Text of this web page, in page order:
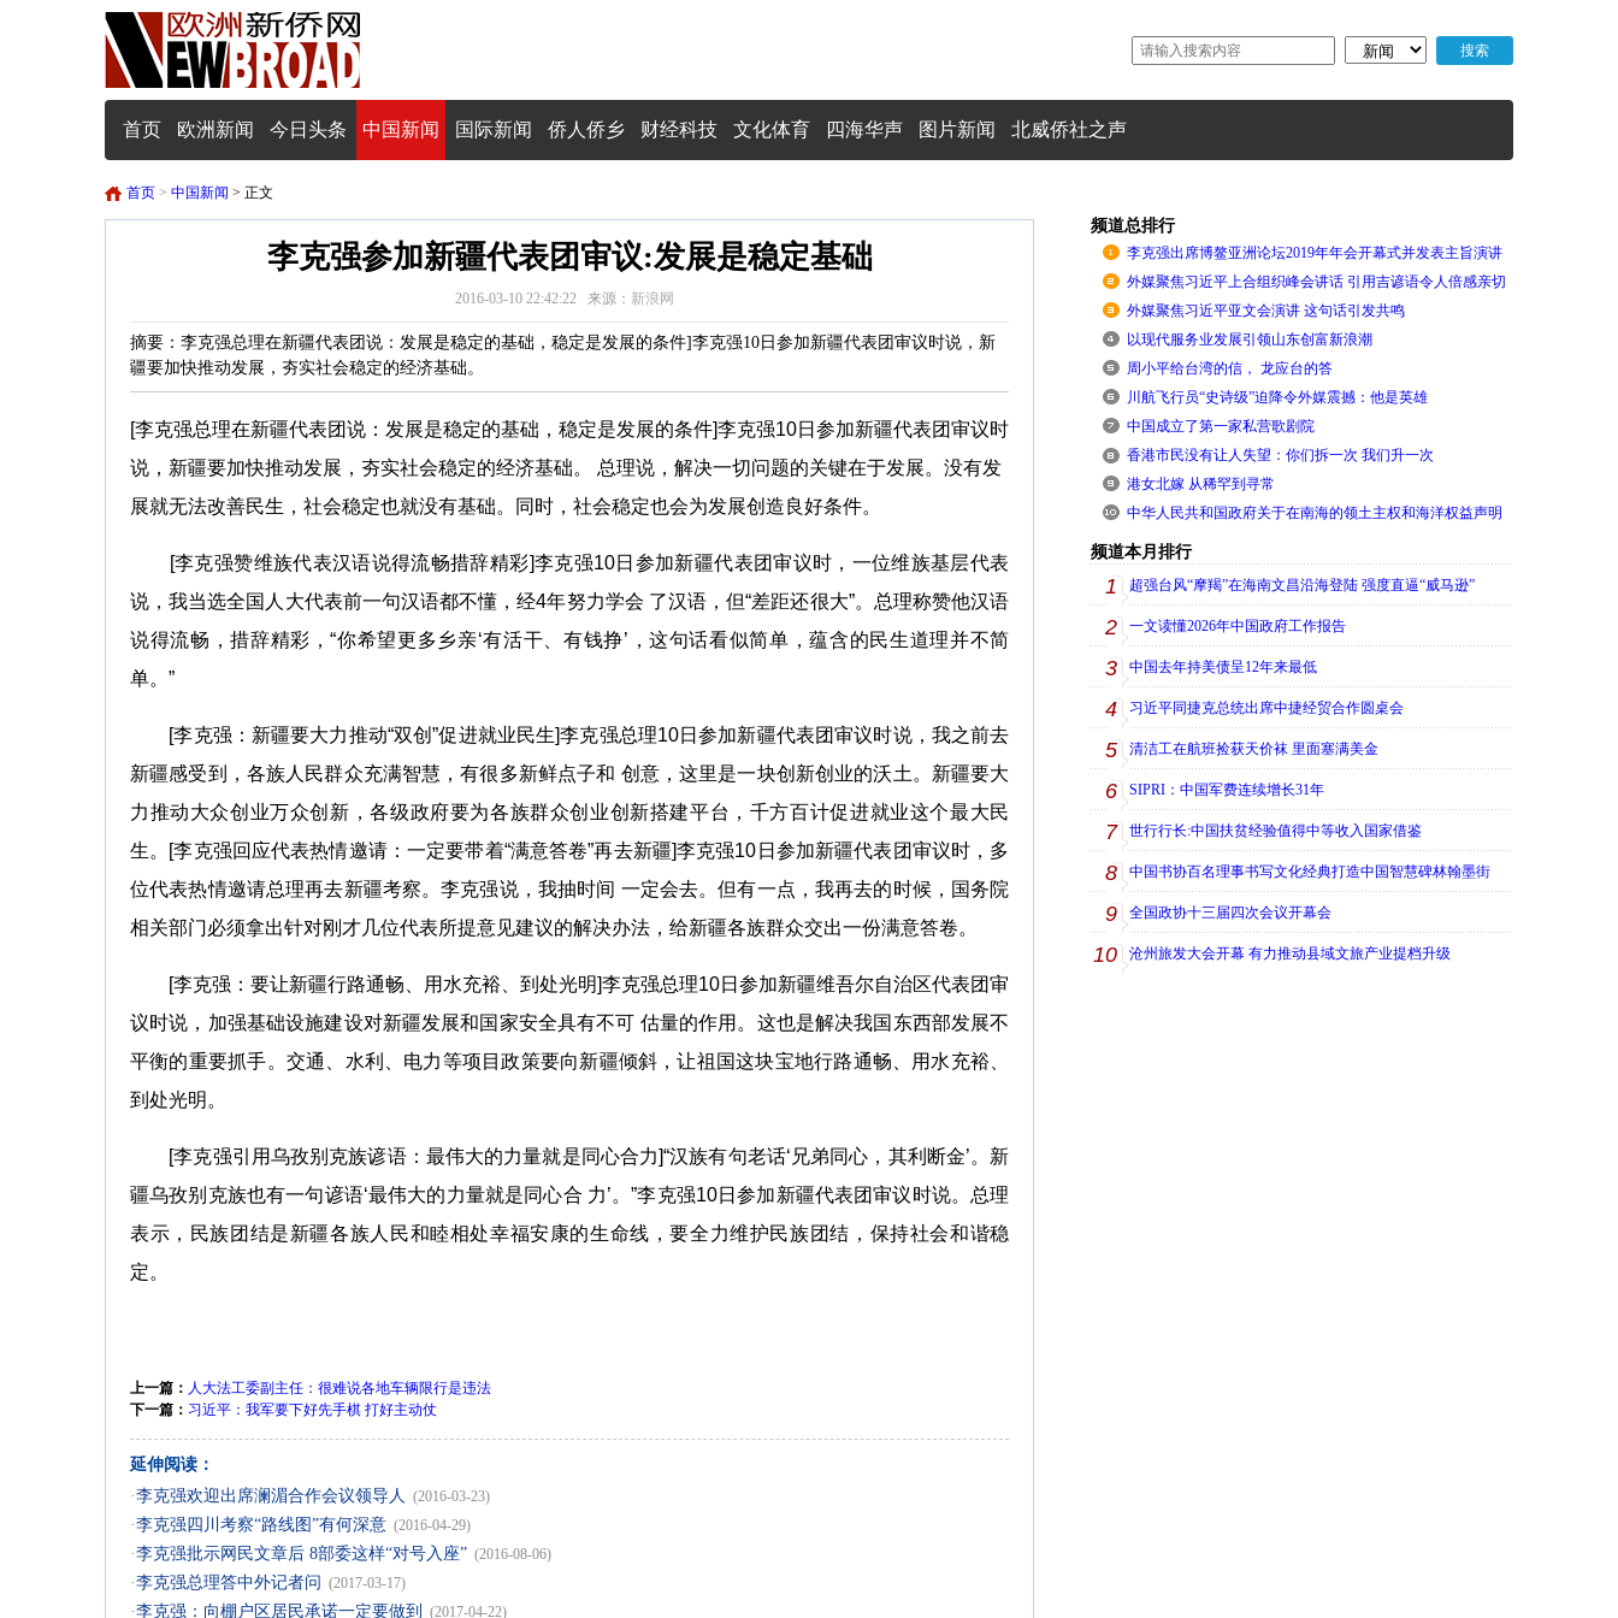
首页 欧洲新闻 今日头条 中国新闻 国际新闻 侨人侨乡 财经科技 文化体育 四海华声 图片新闻 北威侨社之声
首页 > 中国新闻 > 正文
李克强参加新疆代表团审议:发展是稳定基础
2016-03-10 22:42:22 来源： 新浪网
摘要：李克强总理在新疆代表团说：发展是稳定的基础，稳定是发展的条件]李克强10日参加新疆代表团审议时说，新
疆要加快推动发展，夯实社会稳定的经济基础。
[李克强总理在新疆代表团说：发展是稳定的基础，稳定是发展的条件]李克强10日参加新疆代表团审议时
说，新疆要加快推动发展，夯实社会稳定的经济基础。 总理说，解决一切问题的关键在于发展。没有发
展就无法改善民生，社会稳定也就没有基础。同时，社会稳定也会为发展创造良好条件。
[李克强赞维族代表汉语说得流畅措辞精彩]李克强10日参加新疆代表团审议时，一位维族基层代表
说，我当选全国人大代表前一句汉语都不懂，经4年努力学会 了汉语，但“差距还很大”。总理称赞他汉语
说得流畅，措辞精彩，“你希望更多乡亲‘有活干、有钱挣’，这句话看似简单，蕴含的民生道理并不简
单。”
[李克强：新疆要大力推动“双创”促进就业民生]李克强总理10日参加新疆代表团审议时说，我之前去
新疆感受到，各族人民群众充满智慧，有很多新鲜点子和 创意，这里是一块创新创业的沃土。新疆要大
力推动大众创业万众创新，各级政府要为各族群众创业创新搭建平台，千方百计促进就业这个最大民
生。
[李克强回应代表热情邀请：一定要带着“满意答卷”再去新疆]李克强10日参加新疆代表团审议时，多
位代表热情邀请总理再去新疆考察。李克强说，我抽时间 一定会去。但有一点，我再去的时候，国务院
相关部门必须拿出针对刚才几位代表所提意见建议的解决办法，给新疆各族群众交出一份满意答卷。
[李克强：要让新疆行路通畅、用水充裕、到处光明]李克强总理10日参加新疆维吾尔自治区代表团审
议时说，加强基础设施建设对新疆发展和国家安全具有不可 估量的作用。这也是解决我国东西部发展不
平衡的重要抓手。交通、水利、电力等项目政策要向新疆倾斜，让祖国这块宝地行路通畅、用水充裕、
到处光明。
[李克强引用乌孜别克族谚语：最伟大的力量就是同心合力]“汉族有句老话‘兄弟同心，其利断金’。新
疆乌孜别克族也有一句谚语‘最伟大的力量就是同心合 力’。”李克强10日参加新疆代表团审议时说。总理
表示，民族团结是新疆各族人民和睦相处幸福安康的生命线，要全力维护民族团结，保持社会和谐稳
定。
上一篇： 人大法工委副主任：很难说各地车辆限行是违法
下一篇： 习近平：我军要下好先手棋 打好主动仗
延伸阅读：
·李克强欢迎出席澜湄合作会议领导人 (2016-03-23)
·李克强四川考察“路线图”有何深意 (2016-04-29)
·李克强批示网民文章后 8部委这样“对号入座” (2016-08-06)
·李克强总理答中外记者问 (2017-03-17)
·李克强：向棚户区居民承诺一定要做到 (2017-04-22)
频道总排行
李克强出席博鳌亚洲论坛2019年年会开幕式并发表主旨演讲
外媒聚焦习近平上合组织峰会讲话 引用吉谚语令人倍感亲切
外媒聚焦习近平亚文会演讲 这句话引发共鸣
以现代服务业发展引领山东创富新浪潮
周小平给台湾的信， 龙应台的答
川航飞行员“史诗级”迫降令外媒震撼：他是英雄
中国成立了第一家私营歌剧院
香港市民没有让人失望：你们拆一次 我们升一次
港女北嫁 从稀罕到寻常
中华人民共和国政府关于在南海的领土主权和海洋权益声明
频道本月排行
1 超强台风“摩羯”在海南文昌沿海登陆 强度直逼“威马逊”
2 一文读懂2026年中国政府工作报告
3 中国去年持美债呈12年来最低
4 习近平同捷克总统出席中捷经贸合作圆桌会
5 清洁工在航班捡获天价袜 里面塞满美金
6 SIPRI：中国军费连续增长31年
7 世行行长:中国扶贫经验值得中等收入国家借鉴
8 中国书协百名理事书写文化经典打造中国智慧碑林翰墨街
9 全国政协十三届四次会议开幕会
10 沧州旅发大会开幕 有力推动县域文旅产业提档升级